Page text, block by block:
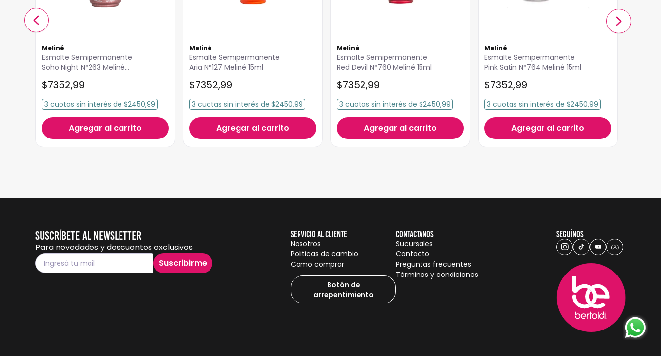
Meliné
Esmalte Semipermanente
Soho Night N°263 Meliné
$7352,99
3 cuotas sin interés de $2450,99
Agregar al carrito
Meliné
Esmalte Semipermanente
Aria N°127 Meliné 15ml
$7352,99
3 cuotas sin interés de $2450,99
Agregar al carrito
Meliné
Esmalte Semipermanente
Red Devil N°760 Meliné 15ml
$7352,99
3 cuotas sin interés de $2450,99
Agregar al carrito
Meliné
Esmalte Semipermanente
Pink Satin N°764 Meliné 15ml
$7352,99
3 cuotas sin interés de $2450,99
Agregar al carrito
Suscríbete al Newsletter
Para novedades y descuentos exclusivos
Suscribirme
Servicio al cliente
Nosotros
Politicas de cambio
Como comprar
Botón de
arrepentimiento
Contactanos
Sucursales
Contacto
Preguntas frecuentes
Términos y condiciones
Seguínos